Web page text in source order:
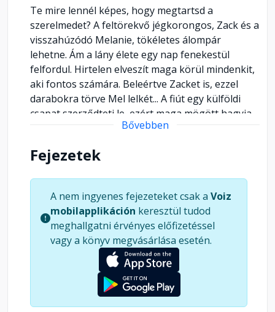
Te mire lennél képes, hogy megtartsd a
szerelmedet? A feltörekvő jégkorongos, Zack és a
visszahúzódó Melanie, tökéletes álompár
lehetne. Ám a lány élete egy nap fenekestül
felfordul. Hirtelen elveszít maga körül mindenkit,
aki fontos számára. Beleértve Zacket is, ezzel
darabokra törve Mel lelkét... A fiút egy külföldi
csapat szerződteti le, ezért maga mögött hagyja
Kanadát. Melanie úgy dönt, hogy ő sem marad
menekül. A sors azonban úgy hozza, hogy
lány megálmodta. Hiszen egy titkokkal teli
viszonyba bonyolódnak. De vajon elég erős a
kapcsolatuk, hogy túlélje a nehézségeket? P. C.
Harris megújult, átdolgozott tartalmú, csodálatos
éldekorált külsejű, izgalmakban bővelkedő
erotikus-romantikus kalandregénye garantált
szórakozást nyújt a fordulatos történetek
kedvelőinek. "Érzelmekkel és eseményekkel teli." -
Bővebben
Fejezetek
A nem ingyenes fejezeteket csak a Voiz
mobilapplikáción keresztül tudod
meghallgatni érvényes előfizetéssel
vagy a könyv megvásárlása esetén.